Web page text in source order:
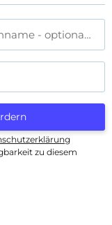
- optionale
zu diesem